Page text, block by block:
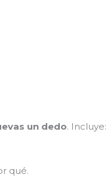
un dedo. Incluye:
qué.